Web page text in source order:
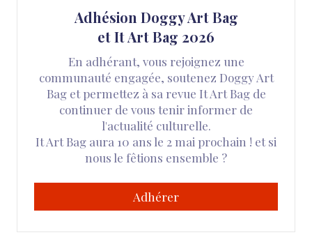
Adhésion Doggy Art Bag
et It Art Bag 2026
En adhérant, vous rejoignez une
communauté engagée, soutenez Doggy Art
Bag et permettez à sa revue It Art Bag de
continuer de vous tenir informer de
l'actualité culturelle.
It Art Bag aura 10 ans le 2 mai prochain ! et si
nous le fêtions ensemble ?
Adhérer